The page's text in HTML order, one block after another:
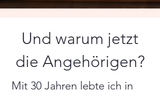
Und warum jetzt
die Angehörigen?
Mit 30 Jahren lebte ich in